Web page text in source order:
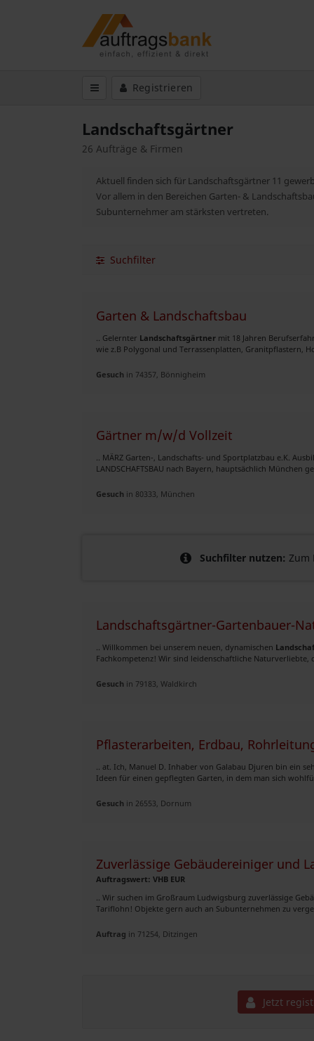
Registrieren
Landschaftsgärtner
26 Aufträge & Firmen
Aktuell finden sich für Landschaftsgärtner 11
Vor allem in den Bereichen Garten- &
Subunternehmer am stärksten vertreten.
Suchfilter
Garten & Landschaftsbau
.. Gelernter Landschaftsgärtner mit 18 Jahren
wie z.B Polygonal und Terrassenplatten, Granitpflastern,
Gesuch in 74357, Bönnigheim
Gärtner m/w/d Vollzeit
.. MÄRZ Garten-, Landschafts- und Sportplatzbau e.K.
LANDSCHAFTSBAU nach Bayern, hauptsächlich München
Gesuch in 80333, München
Suchfilter nutzen: Zum
Landschaftsgärtner-Gartenbauer-
.. Willkommen bei unserem neuen, dynamischen
Fachkompetenz! Wir sind leidenschaftliche Naturverliebte,
Gesuch in 79183, Waldkirch
Pflasterarbeiten, Erdbau,
.. at. Ich, Manuel D. Inhaber von Galabau Djuren bin ein
Ideen für einen gepflegten Garten, in dem man sich
Gesuch in 26553, Dornum
Zuverlässige Gebäudereiniger und
Auftragswert: VHB EUR
.. Wir suchen im Großraum Ludwigsburg zuverlässige
Tariflohn! Objekte gern auch an Subunternehmen zu
Auftrag in 71254, Ditzingen
Jetzt